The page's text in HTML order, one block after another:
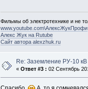
Фильмы об электротехнике и не
www.youtube.com\АлексЖукПрофи
Алекс Жук на Rutube
Сайт автора alexzhuk.ru
Re: Заземление РУ-10 кВ
« Ответ #3 : 02 Сентябрь